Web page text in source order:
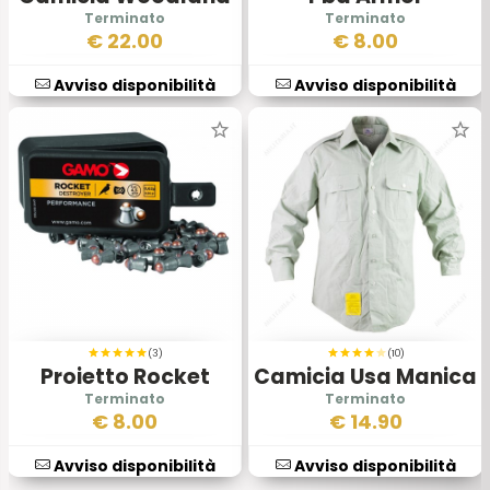
Manica Lunga
€ 22.00
Avviso disponibilità
€ 8.00
Avviso disponibilità
(3)
Proietto Rocket
Destructor
€ 8.00
Avviso disponibilità
(10)
Camicia Usa Manica
Lunga
€ 14.90
Avviso disponibilità